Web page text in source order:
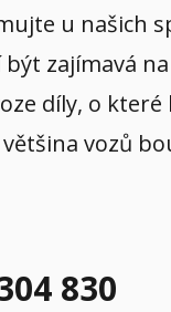
u našich
zajímavá
díly, o
vozů
830